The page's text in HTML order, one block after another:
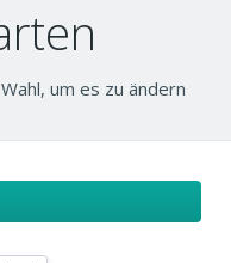
um es zu ändern